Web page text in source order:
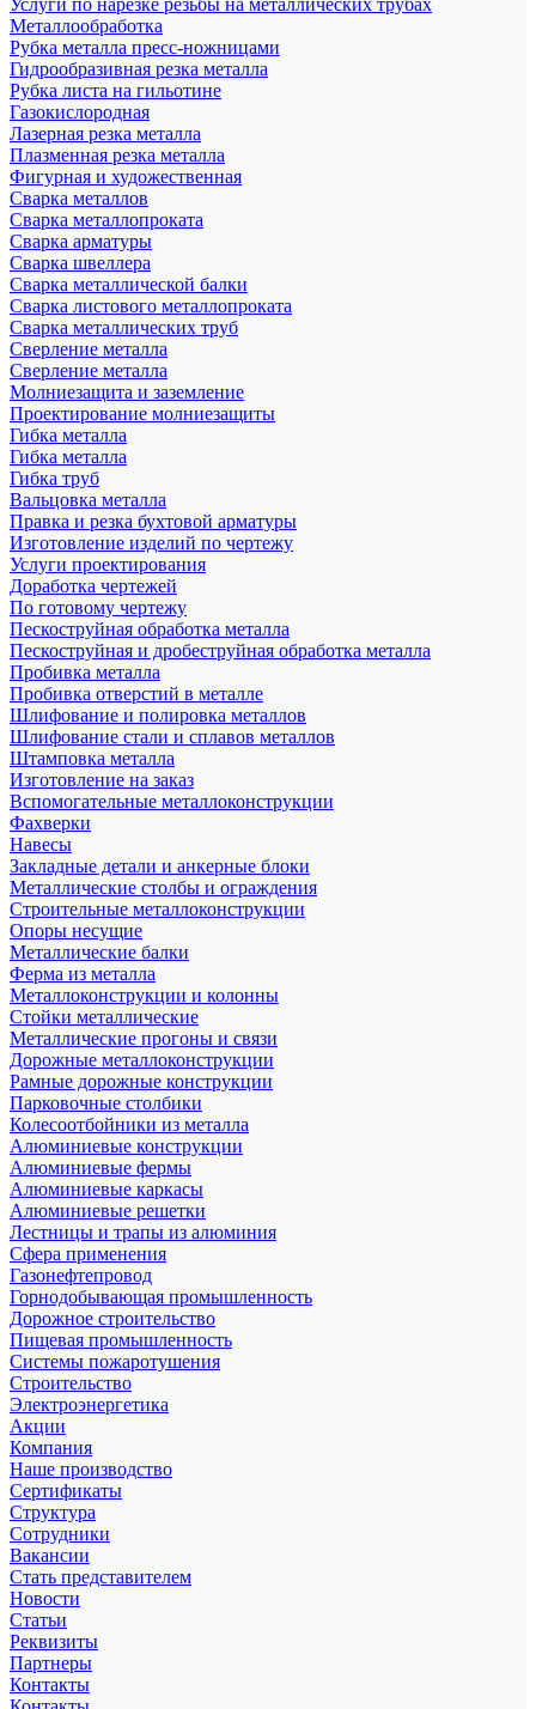
Услуги по нарезке резьбы на металлических трубах
Металлообработка
Рубка металла пресс-ножницами
Гидрообразивная резка металла
Рубка листа на гильотине
Газокислородная
Лазерная резка металла
Плазменная резка металла
Фигурная и художественная
Сварка металлов
Сварка металлопроката
Сварка арматуры
Сварка швеллера
Сварка металлической балки
Сварка листового металлопроката
Сварка металлических труб
Сверление металла
Сверление металла
Молниезащита и заземление
Проектирование молниезащиты
Гибка металла
Гибка металла
Гибка труб
Вальцовка металла
Правка и резка бухтовой арматуры
Изготовление изделий по чертежу
Услуги проектирования
Доработка чертежей
По готовому чертежу
Пескоструйная обработка металла
Пескоструйная и дробеструйная обработка металла
Пробивка металла
Пробивка отверстий в металле
Шлифование и полировка металлов
Шлифование стали и сплавов металлов
Штамповка металла
Изготовление на заказ
Вспомогательные металлоконструкции
Фахверки
Навесы
Закладные детали и анкерные блоки
Металлические столбы и ограждения
Строительные металлоконструкции
Опоры несущие
Металлические балки
Ферма из металла
Металлоконструкции и колонны
Стойки металлические
Металлические прогоны и связи
Дорожные металлоконструкции
Рамные дорожные конструкции
Парковочные столбики
Колесоотбойники из металла
Алюминиевые конструкции
Алюминиевые фермы
Алюминиевые каркасы
Алюминиевые решетки
Лестницы и трапы из алюминия
Сфера применения
Газонефтепровод
Горнодобывающая промышленность
Дорожное строительство
Пищевая промышленность
Системы пожаротушения
Строительство
Электроэнергетика
Акции
Компания
Наше производство
Сертификаты
Структура
Сотрудники
Вакансии
Стать представителем
Новости
Статьи
Реквизиты
Партнеры
Контакты